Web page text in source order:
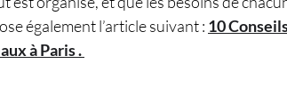
également l’article suivant : 10
à Paris .